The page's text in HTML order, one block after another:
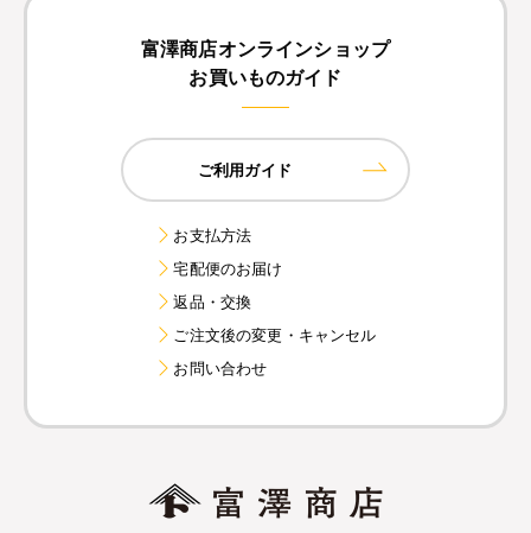
富澤商店オンラインショップ
お買いものガイド
ご利用ガイド
お支払方法
宅配便のお届け
返品・交換
ご注文後の変更・キャンセル
お問い合わせ